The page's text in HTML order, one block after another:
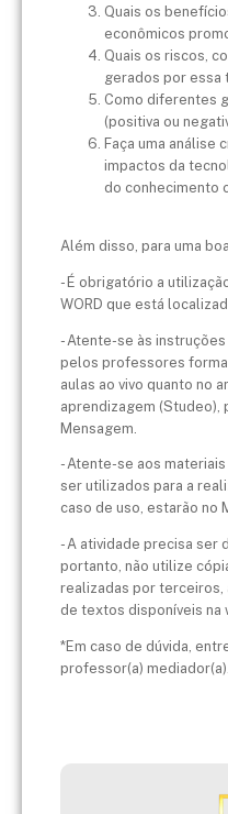
Quais os
econômicos
Quais os riscos,
gerados por essa
Como diferentes
(positiva ou
Faça uma análise
impactos da
do conhecimento
Além disso, para uma
- É obrigatório a
WORD que está
- Atente-se às
pelos professores
aulas ao vivo quanto no
aprendizagem (Studeo),
Mensagem.
- Atente-se aos
ser utilizados para a
caso de uso, estarão no
- A atividade precisa ser
portanto, não utilize
realizadas por terceiros,
de textos disponíveis na
*Em caso de dúvida,
professor(a) mediador(a).